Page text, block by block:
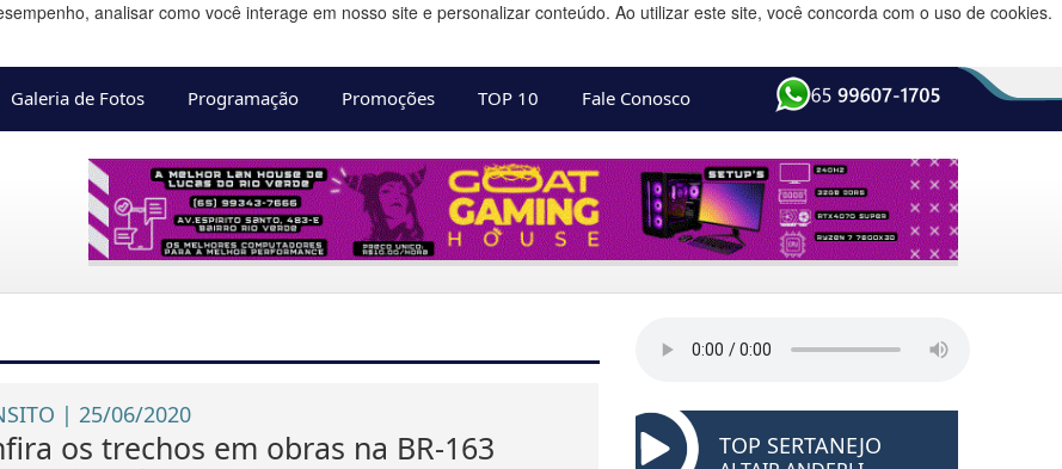
analisar como você interage em nosso site e personalizar conteúdo. Ao utilizar este site, você concorda com o uso de cookies.
Galeria de Fotos Programação Promoções TOP 10 Fale Conosco
| 25/06/2020
os trechos em obras na BR-163 TOP SERTANEJO